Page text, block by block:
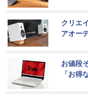
クリエ
アオー
お値段
「お得